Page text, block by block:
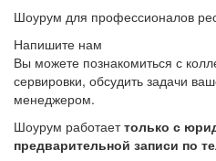
Шоурум для профессионалов
Напишите нам
Вы можете познакомиться с
сервировки, обсудить задачи
менеджером.
Шоурум работаеттолько с
предварительной записи по